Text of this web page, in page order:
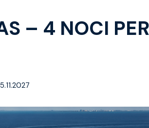
– 4 NOCI